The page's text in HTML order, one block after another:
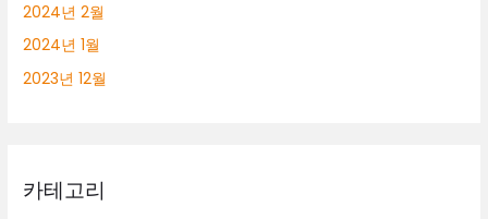
2024년 2월
2024년 1월
2023년 12월
카테고리